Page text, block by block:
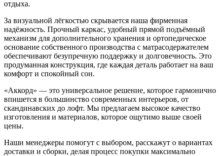
отдыха.
За визуальной лёгкостью скрывается наша фирменная
надёжность. Прочный каркас, удобный прямой подъёмный
механизм для дополнительного хранения и ортопедическое
основание собственного производства с матрасодержателем
обеспечивают безупречную поддержку и долговечность. Это
продуманная конструкция, где каждая деталь работает на ваш
комфорт и спокойный сон.
«Аккорд» — это универсальное решение, которое гармонично
впишется в большинство современных интерьеров, от
скандинавских до лофт. Мы предлагаем высокое качество
изготовления и материалов, которое ощутимо выше своей
цены.
Наши менеджеры помогут с выбором, расскажут о вариантах
доставки и сборки, делая процесс покупки максимально